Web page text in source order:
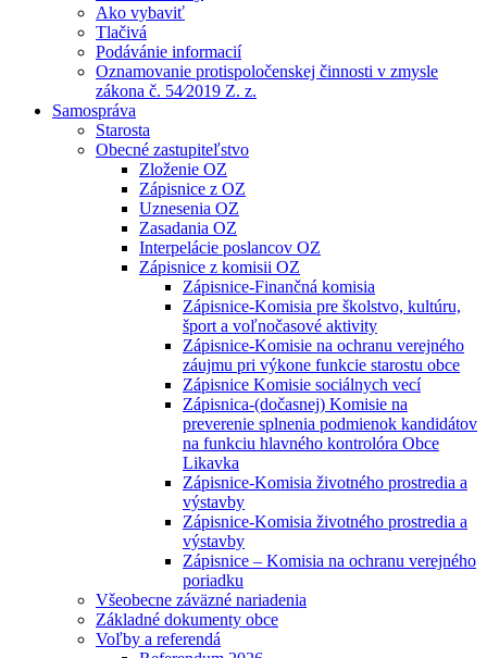
Ako vybaviť
Tlačivá
Podávánie informacií
Oznamovanie protispoločenskej činnosti v zmysle
zákona č. 54⁄2019 Z. z.
Samospráva
Starosta
Obecné zastupiteľstvo
Zloženie OZ
Zápisnice z OZ
Uznesenia OZ
Zasadania OZ
Interpelácie poslancov OZ
Zápisnice z komisii OZ
Zápisnice-Finančná komisia
Zápisnice-Komisia pre školstvo, kultúru,
šport a voľnočasové aktivity
Zápisnice-Komisie na ochranu verejného
záujmu pri výkone funkcie starostu obce
Zápisnice Komisie sociálnych vecí
Zápisnica-(dočasnej) Komisie na
preverenie splnenia podmienok kandidátov
na funkciu hlavného kontrolóra Obce
Likavka
Zápisnice-Komisia životného prostredia a
výstavby
Zápisnice-Komisia životného prostredia a
výstavby
Zápisnice – Komisia na ochranu verejného
poriadku
Všeobecne záväzné nariadenia
Základné dokumenty obce
Voľby a referendá